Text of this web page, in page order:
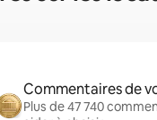
Commentaires de
Plus de 47 740